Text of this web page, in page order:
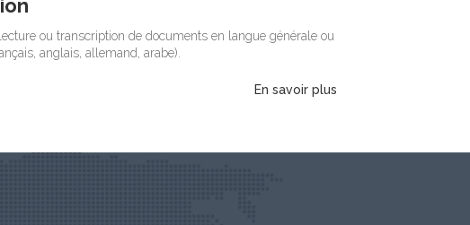
ou transcription de documents en langue générale ou
anglais, allemand, arabe).
En savoir plus